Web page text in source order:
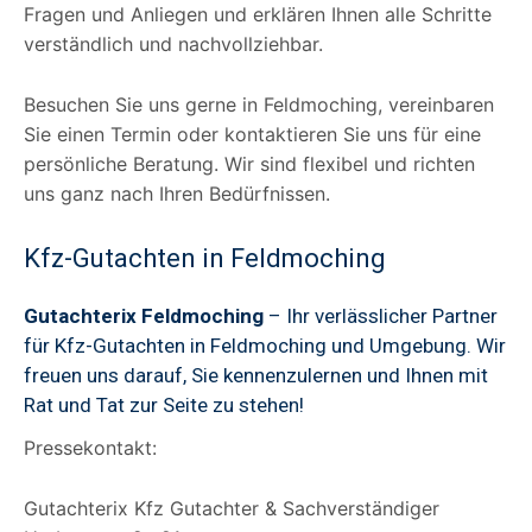
Fragen und Anliegen und erklären Ihnen alle Schritte
verständlich und nachvollziehbar.
Besuchen Sie uns gerne in Feldmoching, vereinbaren
Sie einen Termin oder kontaktieren Sie uns für eine
persönliche Beratung. Wir sind flexibel und richten
uns ganz nach Ihren Bedürfnissen.
Kfz-Gutachten in Feldmoching
Gutachterix Feldmoching – Ihr verlässlicher Partner
für Kfz-Gutachten in Feldmoching und Umgebung. Wir
freuen uns darauf, Sie kennenzulernen und Ihnen mit
Rat und Tat zur Seite zu stehen!
Pressekontakt:
Gutachterix Kfz Gutachter & Sachverständiger